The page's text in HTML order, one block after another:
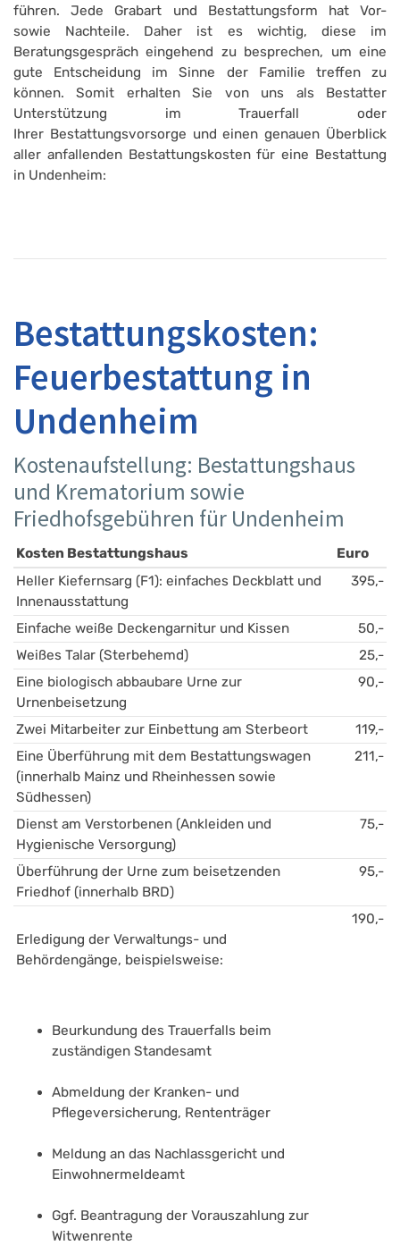
führen. Jede Grabart und Bestattungsform hat Vor-
sowie Nachteile. Daher ist es wichtig, diese im
Beratungsgespräch eingehend zu besprechen, um eine
gute Entscheidung im Sinne der Familie treffen zu
können. Somit erhalten Sie von uns als Bestatter
Unterstützung im Trauerfall oder
Ihrer Bestattungsvorsorge und einen genauen Überblick
aller anfallenden Bestattungskosten für eine Bestattung
in Undenheim:
Bestattungskosten:
Feuerbestattung in
Undenheim
Kostenaufstellung: Bestattungshaus
und Krematorium sowie
Friedhofsgebühren für Undenheim
Kosten Bestattungshaus
Euro
Heller Kiefernsarg (F1): einfaches Deckblatt und
Innenausstattung
395,-
Einfache weiße Deckengarnitur und Kissen
50,-
Weißes Talar (Sterbehemd)
25,-
Eine biologisch abbaubare Urne zur
Urnenbeisetzung
90,-
Zwei Mitarbeiter zur Einbettung am Sterbeort
119,-
Eine Überführung mit dem Bestattungswagen
(innerhalb Mainz und Rheinhessen sowie
Südhessen)
211,-
Dienst am Verstorbenen (Ankleiden und
Hygienische Versorgung)
75,-
Überführung der Urne zum beisetzenden
Friedhof (innerhalb BRD)
95,-
Erledigung der Verwaltungs- und
Behördengänge, beispielsweise:
Beurkundung des Trauerfalls beim
zuständigen Standesamt
Abmeldung der Kranken- und
Pflegeversicherung, Rententräger
Meldung an das Nachlassgericht und
Einwohnermeldeamt
Ggf. Beantragung der Vorauszahlung zur
Witwenrente
190,-